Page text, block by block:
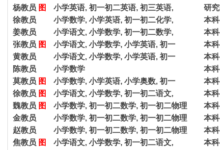
杨教员 图 小学英语, 初一初二英语, 初三英语,
研
徐教员
小学数学, 小学英语, 初一初二化学,
本
姜教员
小学语文, 小学数学, 初一初二数学,
本
张教员 图 小学语文, 小学数学, 小学英语, 初一
本
黄教员
小学语文, 小学数学, 小学英语, 初一
本
陈教员
小学数学
本
莫教员 图 小学数学, 小学英语, 小学奥数, 初一
本
徐教员 图 小学语文, 小学数学, 初一初二语文,
本
魏教员 图 小学数学, 初一初二数学, 初一初二物理
本
金教员
小学数学, 初一初二数学, 初一初二物理
本
赵教员
小学数学, 初一初二数学, 初一初二物理
本
焦教员 图 小学语文, 小学数学, 初一初二语文,
本